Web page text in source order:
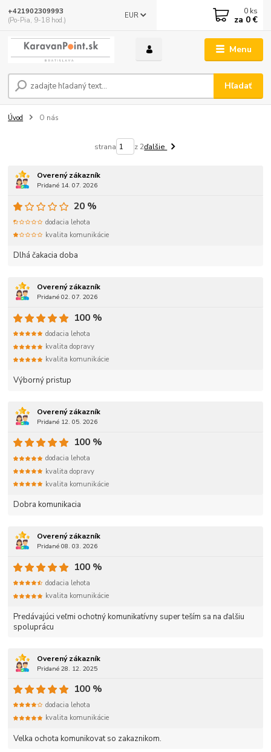
Menu
EUR
Hľadať
+421902309993
(Po-Pia, 9-18 hod.)
0 ks
za 0 €
Úvod O nás
strana z 2ďalšie
Overený zákazník
Pridané 14. 07. 2026
Dlhá čakacia doba
20 %
dodacia lehota
kvalita komunikácie
Overený zákazník
Pridané 02. 07. 2026
Výborný pristup
100 %
dodacia lehota
kvalita dopravy
kvalita komunikácie
Overený zákazník
Pridané 12. 05. 2026
Dobra komunikacia
100 %
dodacia lehota
kvalita dopravy
kvalita komunikácie
Overený zákazník
Pridané 08. 03. 2026
Predávajúci veľmi ochotný komunikatívny super teším sa na ďalšiu
spoluprácu
100 %
dodacia lehota
kvalita komunikácie
Overený zákazník
Pridané 28. 12. 2025
Velka ochota komunikovat so zakaznikom.
100 %
dodacia lehota
kvalita komunikácie